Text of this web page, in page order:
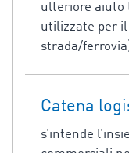
ulteriore aiuto
utilizzate per
strada/
Catena
s’intende